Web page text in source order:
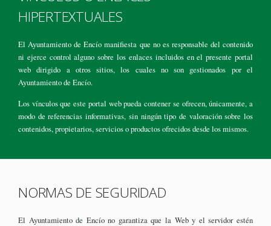
HIPERTEXTUALES
El Ayuntamiento de Encío manifiesta que no es responsable del contenido
ni ejerce control alguno sobre los enlaces incluidos en el presente portal
web dirigido a otros sitios, los cuales no son gestionados por el
Ayuntamiento de Encío.
Los vínculos que este portal web pueda contener se ofrecen, únicamente, a
modo de referencias informativas, sin ningún tipo de valoración sobre los
contenidos, propietarios, servicios o productos ofrecidos desde los mismos.
NORMAS DE SEGURIDAD
El Ayuntamiento de Encío no garantiza que la Web y el servidor estén